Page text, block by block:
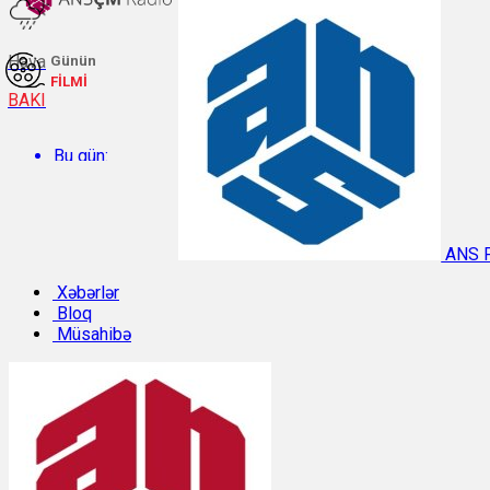
Hava
BAKI
Bu gün:
Temperatur: 29.2°C. Rütubət: 48%.
Sabah:
Günün
FİLMİ
ANS
Xəbərlər
Bloq
Müsahibə